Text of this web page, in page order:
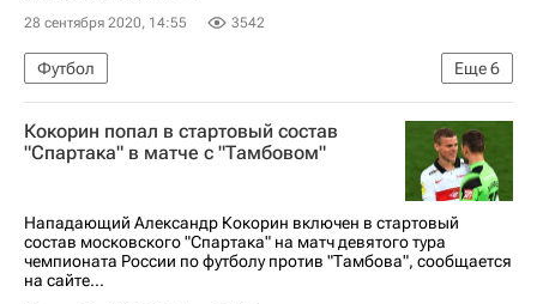
28 сентября 2020, 14:55 3542
Еще6
Футбол
Молодежная сборная России по футболу
Магомед-Шапи Сулейманов
Роман Евгеньев
Денис Адамов
Кокорин попал в стартовый состав
"Спартака" в матче с "Тамбовом"
Нападающий Александр Кокорин включен в стартовый
состав московского "Спартака" на матч девятого тура
чемпионата России по футболу против "Тамбова", сообщается
на сайте...